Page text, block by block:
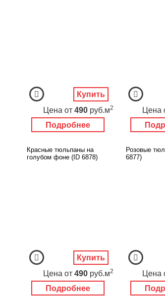
Подробнее
Цена от 490 руб.м2
Купить
Цена
Красные тюльпаны на
голубом фоне (ID 6878)
Подробнее
Цена от 490 руб.м2
Купить
Розовые
6877)
Цена